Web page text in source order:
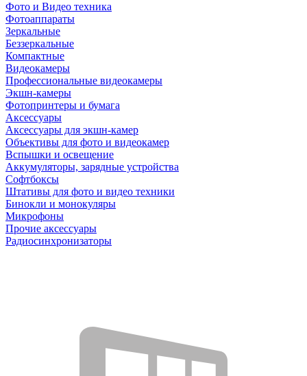
Фото и Видео техника
Фотоаппараты
Зеркальные
Беззеркальные
Компактные
Видеокамеры
Профессиональные видеокамеры
Экшн-камеры
Фотопринтеры и бумага
Аксессуары
Аксессуары для экшн-камер
Объективы для фото и видеокамер
Вспышки и освещение
Аккумуляторы, зарядные устройства
Софтбоксы
Штативы для фото и видео техники
Бинокли и монокуляры
Микрофоны
Прочие аксессуары
Радиосинхронизаторы